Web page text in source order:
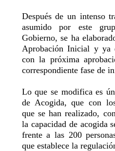
Después de un intenso
asumido por este
Gobierno, se ha
Aprobación Inicial y ya
con la próxima
correspondiente fase de
Lo que se modifica es
de Acogida, que con
que se han realizado,
la capacidad de acogida
frente a las 200
que establece la